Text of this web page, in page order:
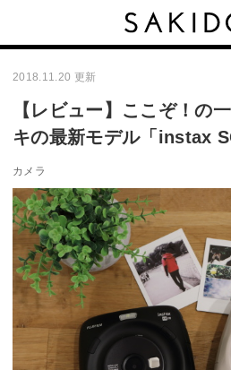
2018.11.20 更新
【レビュー】ここぞ！の
キの最新モデル「instax
カメラ